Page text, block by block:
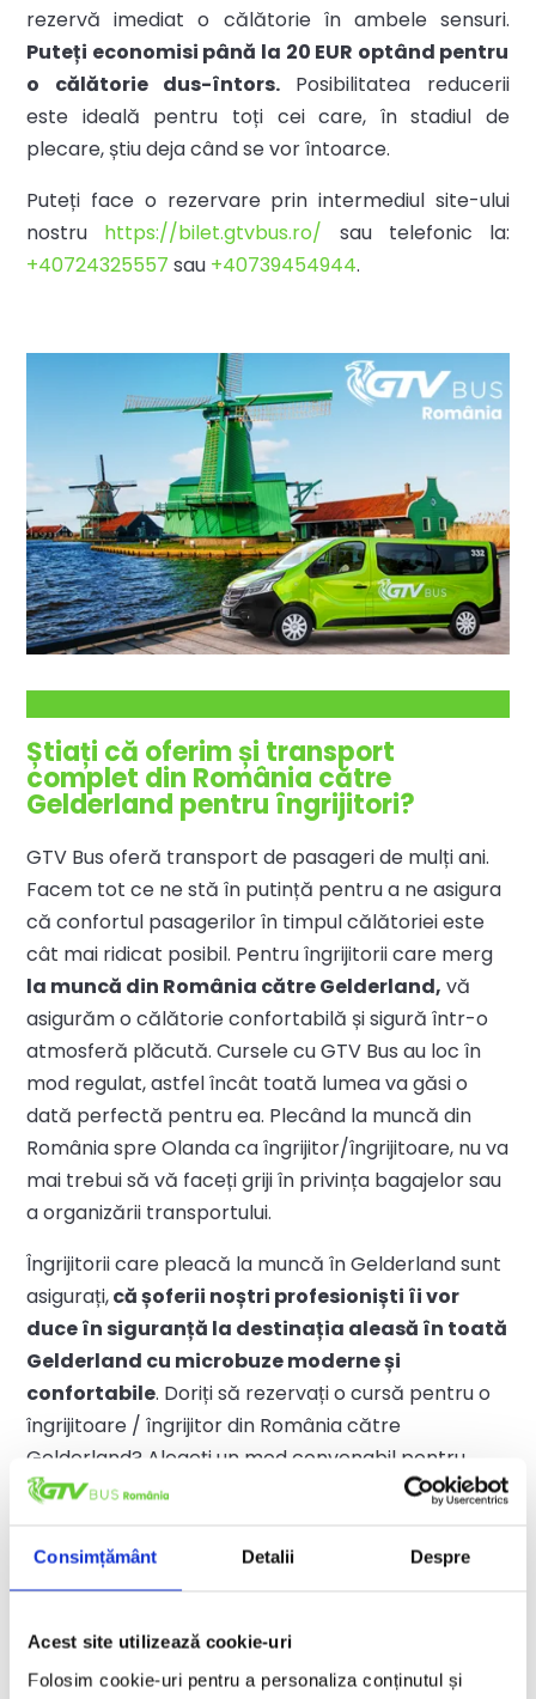
Consimțământ Detalii Despre
Acest site utilizează cookie-uri
Folosim cookie-uri pentru a personaliza conținutul și
rezervă imediat o călătorie în ambele sensuri.
Puteți economisi până la 20 EUR optând pentru
o călătorie dus-întors. Posibilitatea reducerii
este ideală pentru toți cei care, în stadiul de
plecare, știu deja când se vor întoarce.
Puteți face o rezervare prin intermediul site-ului
nostru https://bilet.gtvbus.ro/ sau telefonic la:
+40724325557 sau +40739454944.
Știați că oferim și transport
complet din România către
Gelderland pentru îngrijitori?
GTV Bus oferă transport de pasageri de mulți ani.
Facem tot ce ne stă în putință pentru a ne asigura
că confortul pasagerilor în timpul călătoriei este
cât mai ridicat posibil. Pentru îngrijitorii care merg
la muncă din România către Gelderland, vă
asigurăm o călătorie confortabilă și sigură într-o
atmosferă plăcută. Cursele cu GTV Bus au loc în
mod regulat, astfel încât toată lumea va găsi o
dată perfectă pentru ea. Plecând la muncă din
România spre Olanda ca îngrijitor/îngrijitoare, nu va
mai trebui să vă faceți griji în privința bagajelor sau
a organizării transportului.
Îngrijitorii care pleacă la muncă în Gelderland sunt
asigurați,că șoferii noștri profesioniști îi vor
duce în siguranță la destinația aleasă în toată
Gelderland cu microbuze moderne și
confortabile. Doriți să rezervați o cursă pentru o
îngrijitoare / îngrijitor din România către
Gelderland? Alegeți un mod convenabil pentru
dumneavoastră! Rezervați o cursă la
944sau+40 724 325 557!